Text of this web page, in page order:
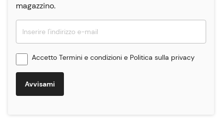
magazzino.
Accetto Termini e condizioni e Politica sulla privacy
Avvisami